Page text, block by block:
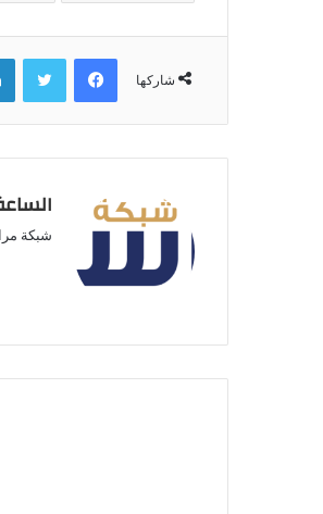
شاركها
فيسبوك
شبكة